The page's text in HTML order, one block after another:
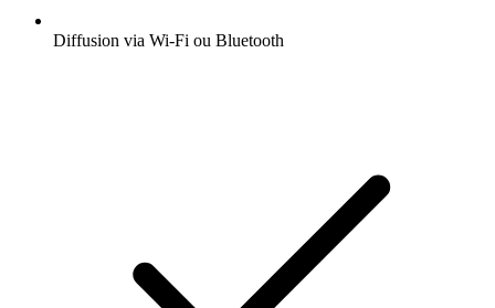
Diffusion via Wi-Fi ou Bluetooth